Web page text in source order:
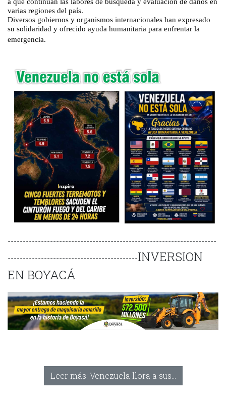
varias regiones del país.
Diversos gobiernos y organismos internacionales han expresado
su solidaridad y ofrecido ayuda humanitaria para enfrentar la
emergencia.
---------------------------------------------------------------------
-------------------------------------------INVERSION
EN BOYACÁ
Leer más: Venezuela llora a sus...